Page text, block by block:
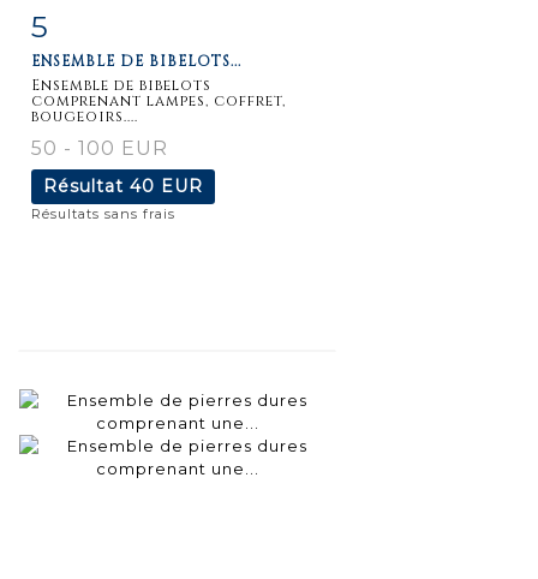
détaillée
5
ENSEMBLE DE BIBELOTS...
Ensemble de bibelots
comprenant lampes, coffret,
bougeoirs....
50 - 100 EUR
Résultat 40 EUR
Résultats sans frais